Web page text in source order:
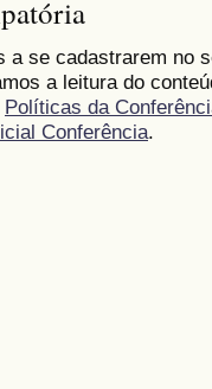
a se cadastrarem no
a leitura do
Políticas da
Conferência.